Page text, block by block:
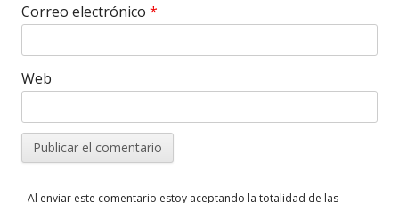
Correo electrónico *
Web
- Al enviar este comentario estoy aceptando la totalidad de las